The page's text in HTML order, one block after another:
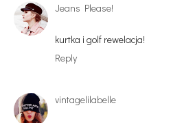
Jeans Please!
kurtka i golf rewelacja!
Reply
vintagelilabelle